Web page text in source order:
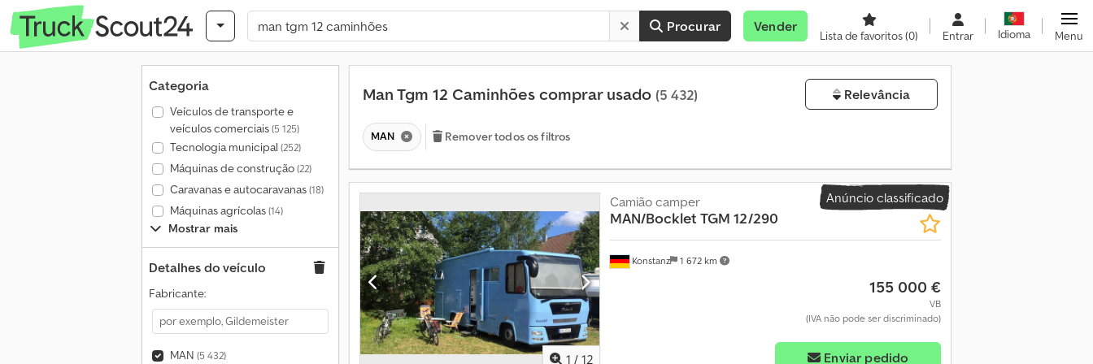
Procurar Vender
Lista de favoritos(0) Entrar Idioma Menu
Categoria
Veículos de transporte e
veículos comerciais(5 125)
Tecnologia municipal (252)
Máquinas de construção(22)
Caravanas e autocaravanas(18)
Máquinas agrícolas(14)
Mostrar mais
Detalhes do veículo
Fabricante:
MAN (5 432)
Man Tgm 12 Caminhões comprar usado (5 432) Relevância
MAN Remover todos os filtros
Anúncio classificado
1 / 12
Konstanz 1 672 km
Camião camper
MAN/Bocklet TGM 12/290
155 000 €
VB
(IVA não pode ser discriminado)
Enviar pedido